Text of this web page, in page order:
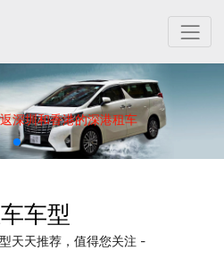
深圳和香港的深港租车
车型
天天推荐，值得您关注 -